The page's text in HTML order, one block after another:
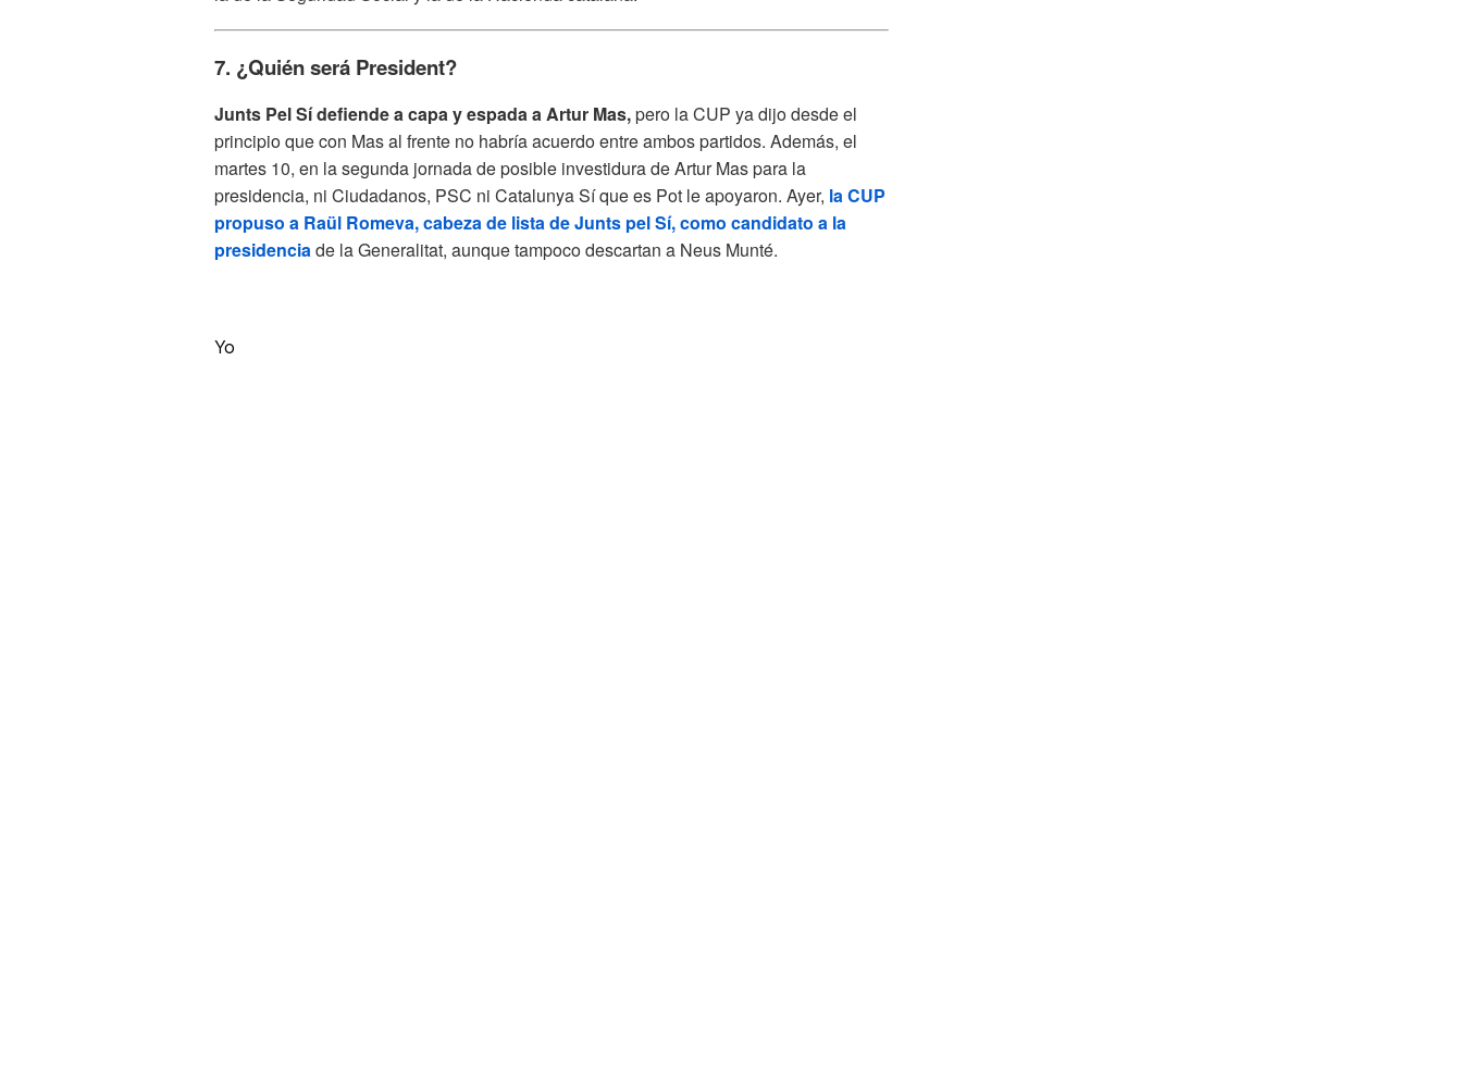
7. ¿Quién será President?
Junts Pel Sí defiende a capa y espada a Artur Mas,pero la CUP ya dijo desde el
principio que con Mas al frente no habría acuerdo entre ambos partidos. Además, el
martes 10, en la segunda jornada de posible investidura de Artur Mas para la
presidencia, ni Ciudadanos, PSC ni Catalunya Sí que es Pot le apoyaron. Ayer, la CUP
propuso a Raül Romeva, cabeza de lista de Junts pel Sí, como candidato a la
presidenciade la Generalitat, aunque tampoco descartan a Neus Munté.
Yo